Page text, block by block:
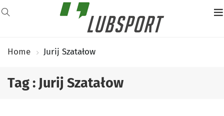
Home Jurij Szatałow
Tag : Jurij Szatałow